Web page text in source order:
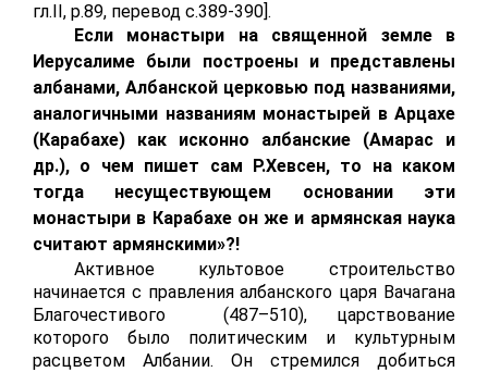
гл.II, p.89, перевод с.389-390].
Если монастыри на священной земле в
Иерусалиме были построены и представлены
албанами, Албанской церковью под названиями,
аналогичными названиям монастырей в Арцахе
(Карабахе) как исконно албанские (Амарас и
др.), о чем пишет сам Р.Хевсен, то на каком
тогда несуществующем основании эти
монастыри в Карабахе он же и армянская наука
считают армянскими»?!
Активное культовое строительство
начинается с правления албанского царя Вачагана
Благочестивого (487–510), царствование
которого было политическим и культурным
расцветом Албании. Он стремился добиться